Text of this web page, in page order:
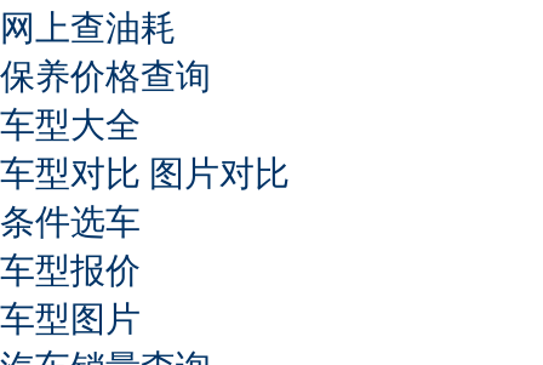
网上查油耗
保养价格查询
车型大全
车型对比 图片对比
条件选车
车型报价
车型图片